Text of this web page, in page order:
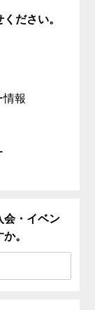
ださい。
情報
会・イベン
。